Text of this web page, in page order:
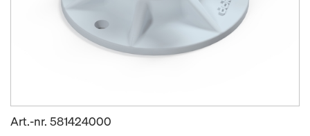
Art.-nr. 581424000